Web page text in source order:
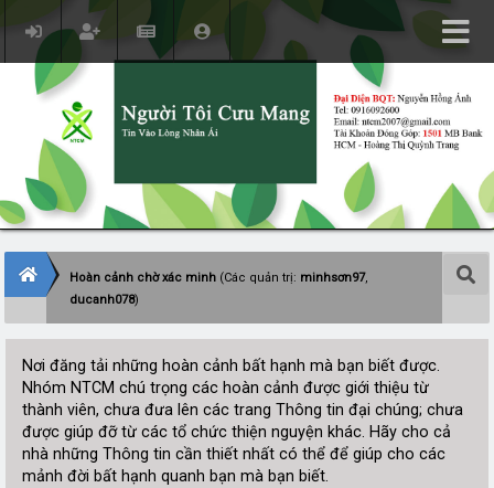
Hoàn cảnh chờ xác minh(Các quản trị: minhsơn97,
ducanh078)
Nơi đăng tải những hoàn cảnh bất hạnh mà bạn biết được.
Nhóm NTCM chú trọng các hoàn cảnh được giới thiệu từ
thành viên, chưa đưa lên các trang Thông tin đại chúng; chưa
được giúp đỡ từ các tổ chức thiện nguyện khác. Hãy cho cả
nhà những Thông tin cần thiết nhất có thể để giúp cho các
mảnh đời bất hạnh quanh bạn mà bạn biết.